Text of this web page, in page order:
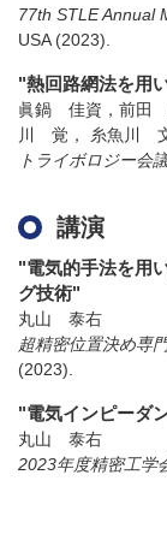
77th STLE Annual
USA (2023)
"熱回路網法を用
眞鍋 佳資，前田
川 覚， 糸魚川
トライボロジー会
講演
"電気的手法を用
グ技術"
丸山 泰右
超精密位置決め専
(2023)
"電気インピーダ
丸山 泰右
2023年度精密工学